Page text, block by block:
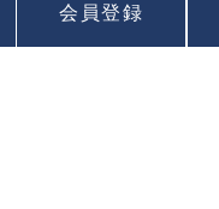
会員登録